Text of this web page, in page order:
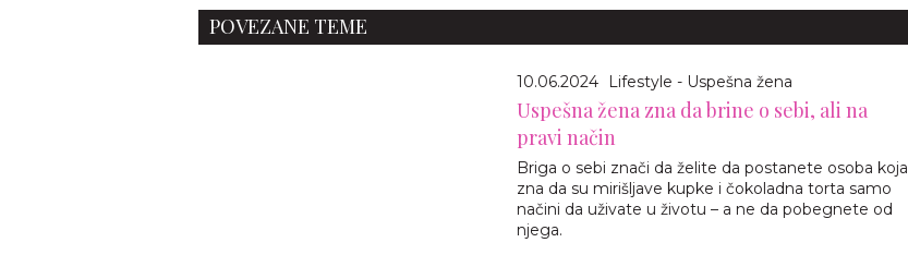
POVEZANE TEME
10.06.2024 Lifestyle - Uspešna žena
Uspešna žena zna da brine o sebi, ali na
pravi način
Briga o sebi znači da želite da postanete osoba koja
zna da su mirišljave kupke i čokoladna torta samo
načini da uživate u životu – a ne da pobegnete od
njega.